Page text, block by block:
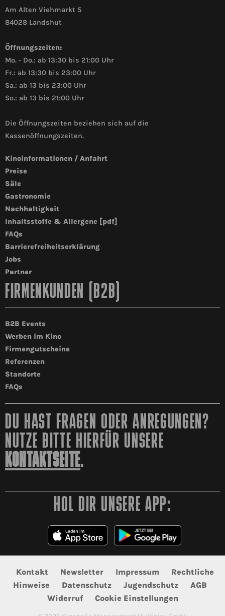
Am Alten Viehmarkt 5
84028 Landshut
Öffnungszeiten:
Mo. - Do.: ab 13:30 bis 21:00 Uhr
Fr.: ab 13:30 bis 23:00 Uhr
Sa.: ab 13 bis 23:00 Uhr
So.: ab 13 bis 21:00 Uhr
Die Öffnungszeiten beziehen sich auf die
Kassenöffnungszeiten.
Kinoinformationen / Anfahrt
Preise
Säle
Gastronomie
Nachhaltigkeit
Inhaltsstoffe & Allergene [pdf]
FAQs
Barrierefreiheitserklärung
Jobs
Partner
FIRMENKUNDEN (B2B)
B2B Events
Werben im Kino
Firmengutscheine
Referenzen
Standorte
FAQs
DU HAST FRAGEN ODER ANREGUNGEN?
NUTZE BITTE HIERFÜR UNSERE
KONTAKTSEITE.
HOL DIR UNSERE APP:
Kontakt Newsletter Impressum
Rechtliche
Hinweise
Datenschutz Jugendschutz
AGB
Widerruf
Cookie Einstellungen